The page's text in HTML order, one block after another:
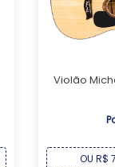
Violão
OU R$